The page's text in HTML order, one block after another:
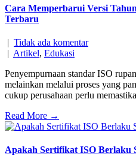
Cara Memperbarui Versi
Terbaru
| Tidak ada komentar
| Artikel, Edukasi
Penyempurnaan standar ISO
melainkan melalui proses yang
cukup perusahaan perlu
Read More →
Apakah Sertifikat ISO Berlaku